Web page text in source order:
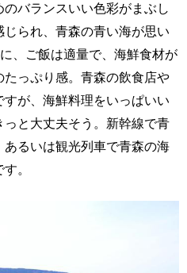
バランスいい色彩がまぶし
られ、青森の青い海が思い
、ご飯は適量で、海鮮食材が
っぷり感。青森の飲食店や
が、海鮮料理をいっぱいい
と大丈夫そう。新幹線で青
るいは観光列車で青森の海
。